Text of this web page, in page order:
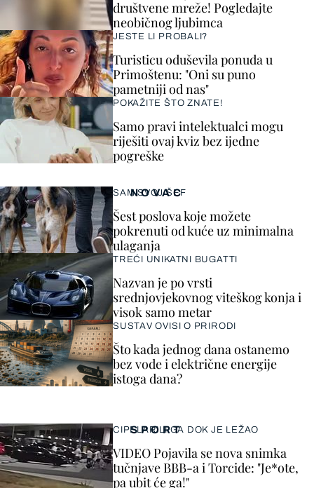
društvene mreže! Pogledajte
neobičnog ljubimca
JESTE LI PROBALI?
Turisticu oduševila ponuda u
Primoštenu: "Oni su puno
pametniji od nas"
POKAŽITE ŠTO ZNATE!
Samo pravi intelektualci mogu
riješiti ovaj kviz bez ijedne
pogreške
SPORT
CIPELARILI GA DOK JE LEŽAO
VIDEO Pojavila se nova snimka
tučnjave BBB-a i Torcide: "Je*ote,
pa ubit će ga!"
NOVAC
SAM SVOJ ŠEF
Šest poslova koje možete
pokrenuti od kuće uz minimalna
ulaganja
TREĆI UNIKATNI BUGATTI
Nazvan je po vrsti
srednjovjekovnog viteškog konja i
visok samo metar
SUSTAV OVISI O PRIRODI
Što kada jednog dana ostanemo
bez vode i električne energije
istoga dana?